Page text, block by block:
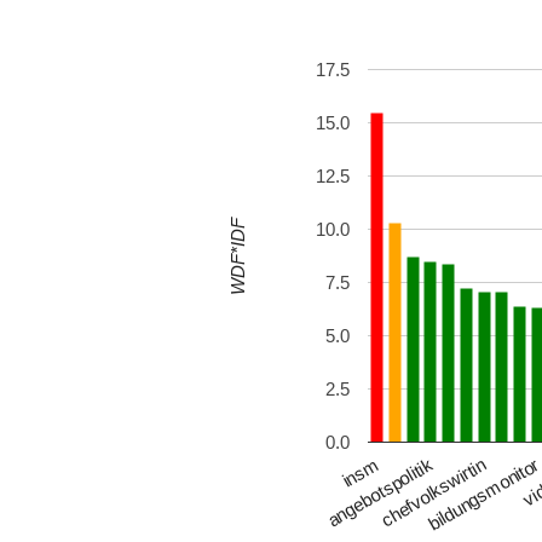
insm
angebotspolitik
chefvolkswirtin
bildungsmonitor
0.0
2.5
5.0
7.5
10.0
12.5
15.0
17.5
WDF*IDF